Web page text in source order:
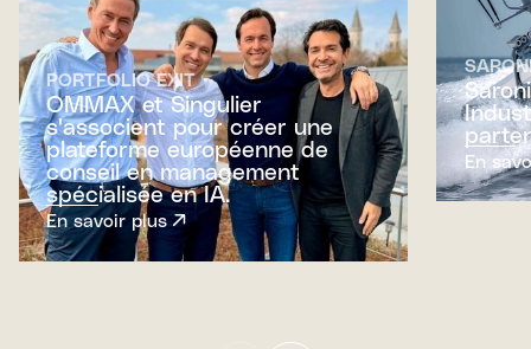
PORTFOLIO EXIT
OMMAX et Singulier
s'associent pour créer une
plateforme européenne de
conseil en management
spécialisée en IA.
En savoir plus
En